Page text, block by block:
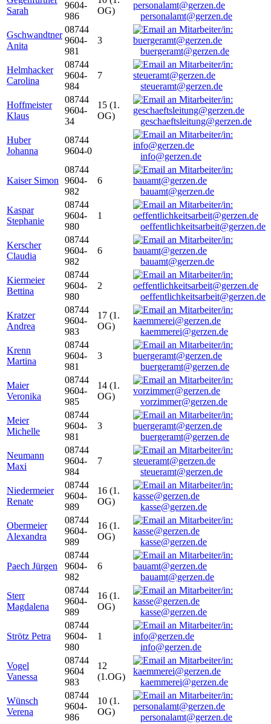
Sarah
9604-
986
OG)
personalamt@gerzen.de
Gschwandtner
Anita
08744
9604-
981
3
buergeramt@gerzen.de
Helmhacker
Carolina
08744
9604-
984
7
steueramt@gerzen.de
Hoffmeister
Klaus
08744
9604-
34
15 (1.
OG)
geschaeftsleitung@gerzen.de
Huber
Johanna
08744
9604-0
info@gerzen.de
Kaiser Simon
08744
9604-
982
6
bauamt@gerzen.de
Kaspar
Stephanie
08744
9604-
980
1
oeffentlichkeitsarbeit@gerzen.de
Kerscher
Claudia
08744
9604-
982
6
bauamt@gerzen.de
Kiermeier
Bettina
08744
9604-
980
2
oeffentlichkeitsarbeit@gerzen.de
Kratzer
Andrea
08744
9604-
983
17 (1.
OG)
kaemmerei@gerzen.de
Krenn
Martina
08744
9604-
981
3
buergeramt@gerzen.de
Maier
Veronika
08744
9604-
985
14 (1.
OG)
vorzimmer@gerzen.de
Meier
Michelle
08744
9604-
981
3
buergeramt@gerzen.de
Neumann
Maxi
08744
9604-
984
7
steueramt@gerzen.de
Niedermeier
Renate
08744
9604-
989
16 (1.
OG)
kasse@gerzen.de
Obermeier
Alexandra
08744
9604-
989
16 (1.
OG)
kasse@gerzen.de
Paech Jürgen
08744
9604-
982
6
bauamt@gerzen.de
Sterr
Magdalena
08744
9604-
989
16 (1.
OG)
kasse@gerzen.de
Strötz Petra
08744
9604-
980
1
info@gerzen.de
Vogel
Vanessa
08744
9604
983
12
(1.OG)
kaemmerei@gerzen.de
Wünsch
Verena
08744
9604-
986
10 (1.
OG)
personalamt@gerzen.de